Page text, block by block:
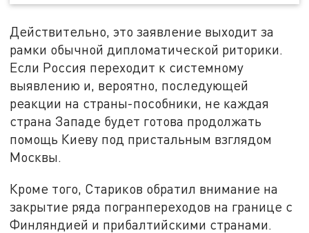
Действительно, это заявление выходит за
рамки обычной дипломатической риторики.
Если Россия переходит к системному
выявлению и, вероятно, последующей
реакции на страны-пособники, не каждая
страна Западе будет готова продолжать
помощь Киеву под пристальным взглядом
Москвы.
Кроме того, Стариков обратил внимание на
закрытие ряда погранпереходов на границе с
Финляндией и прибалтийскими странами.